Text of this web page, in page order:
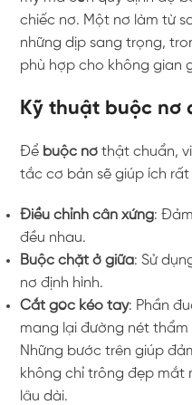
chiếc nơ. Một nơ làm từ
những dịp sang trọng,
phù hợp cho không gian
Kỹ thuật buộc nơ
Để buộc nơ thật chuẩn,
tắc cơ bản sẽ giúp ích rất
Điều chỉnh cân xứng:
đều nhau.
Buộc chặt ở giữa: Sử
nơ định hình.
Cắt góc kéo tay: Phần
mang lại đường nét thẩm
Những bước trên giúp
không chỉ trông đẹp mắt
lâu dài.